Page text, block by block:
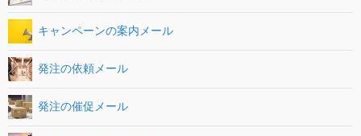
キャンペーンの案内メール
発注の依頼メール
発注の催促メール